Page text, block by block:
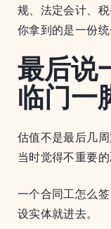
规、法定会计、
你拿到的是一份
最后说
临门一
估值不是最后几
当时觉得不重要
一个合同工怎么
设实体就进去。